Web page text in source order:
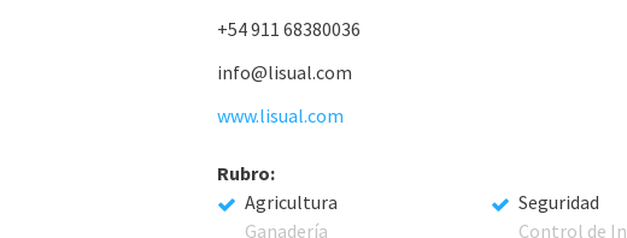
+54 911 68380036
info@lisual.com
www.lisual.com
Rubro:
Agricultura
Ganadería
Seguridad
Control de